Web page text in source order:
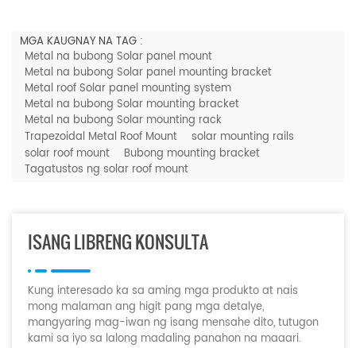
MGA KAUGNAY NA TAG :
Metal na bubong Solar panel mount
Metal na bubong Solar panel mounting bracket
Metal roof Solar panel mounting system
Metal na bubong Solar mounting bracket
Metal na bubong Solar mounting rack
Trapezoidal Metal Roof Mount
solar mounting rails
solar roof mount
Bubong mounting bracket
Tagatustos ng solar roof mount
ISANG LIBRENG KONSULTA
Kung interesado ka sa aming mga produkto at nais
mong malaman ang higit pang mga detalye,
mangyaring mag-iwan ng isang mensahe dito, tutugon
kami sa iyo sa lalong madaling panahon na maaari.